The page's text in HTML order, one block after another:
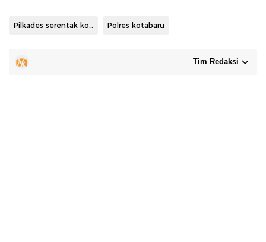
Pilkades serentak kotabaru Polres kotabaru
Tim Redaksi